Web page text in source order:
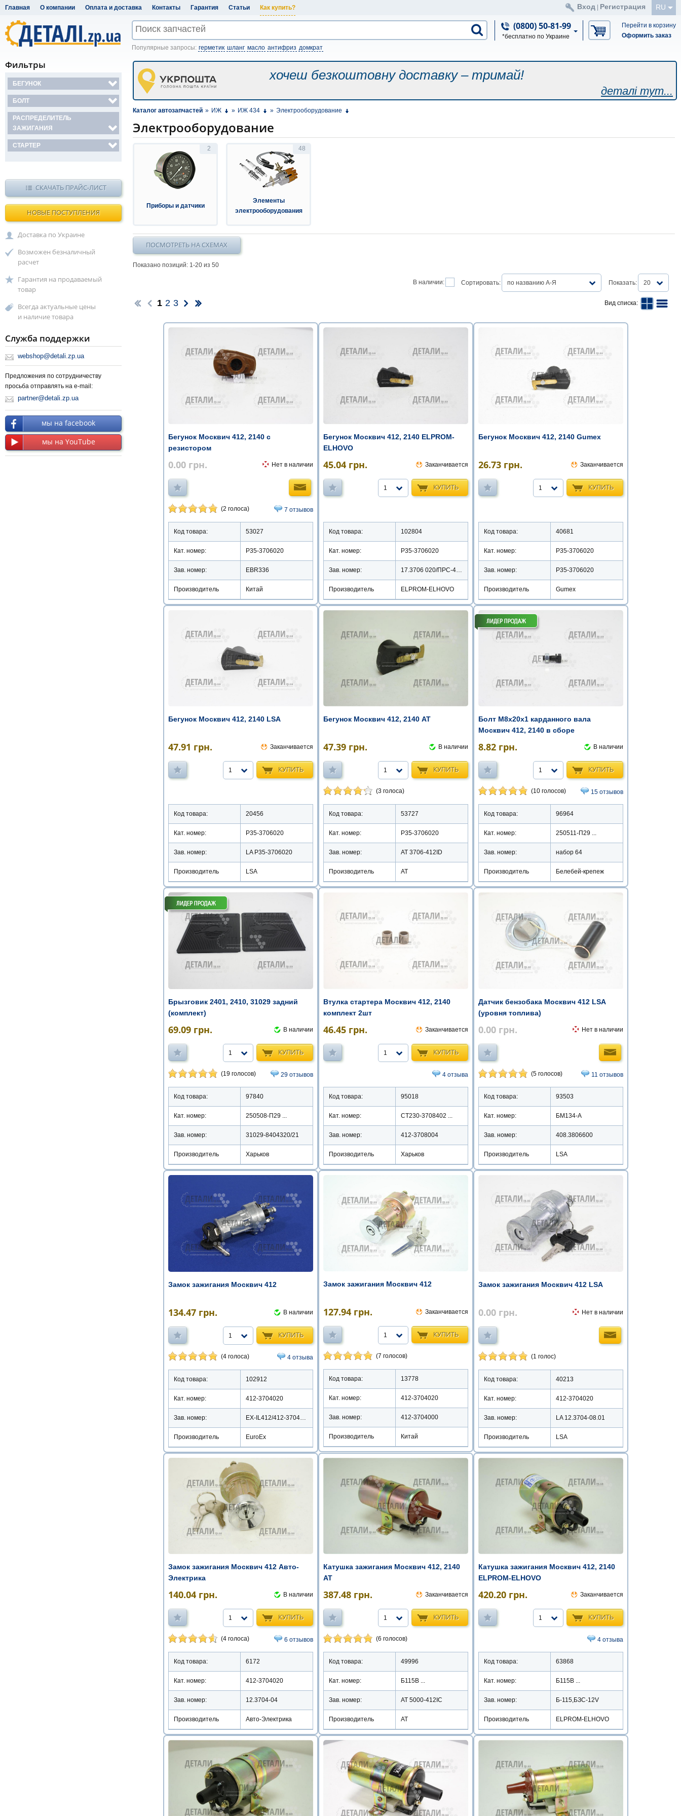
Главная О компании Оплата и доставка Контакты Гарантия Статьи Как купить? RU
Вход Регистрация
(0800) 50-81-99
*бесплатно по Украине
Перейти в корзину
Оформить заказ
Популярные запросы: герметик шланг масло антифриз домкрат
хочеш безкоштовну доставку – тримай!
деталі тут...
Каталог автозапчастей » ИЖ » ИЖ 434 » Электрооборудование
Электрооборудование
2
Приборы и датчики
48
Элементы
электрооборудования
ПОСМОТРЕТЬ НА СХЕМАХ
Показано позиций: 1-20 из 50
В наличии: Сортировать: по названию А-Я Показать: 20
1 2 3 Вид списка:
Бегунок Москвич 412, 2140 с
резистором
0.00 грн. Нет в наличии
(2 голоса) 7 отзывов
Код товара: 53027
Кат. номер: Р35-3706020
Зав. номер: EBR336
Производитель Китай
Бегунок Москвич 412, 2140 ELPROM-
ELHOVO
45.04 грн. Заканчивается
КУПИТЬ
1
Код товара: 102804
Кат. номер: Р35-3706020
Зав. номер:
Производитель ELPROM-ELHOVO
Бегунок Москвич 412, 2140 Gumex
26.73 грн. Заканчивается
КУПИТЬ
1
Код товара: 40681
Кат. номер: Р35-3706020
Зав. номер: P35-3706020
Производитель Gumex
Бегунок Москвич 412, 2140 LSA
47.91 грн. Заканчивается
КУПИТЬ
1
Код товара: 20456
Кат. номер: Р35-3706020
Зав. номер: LA P35-3706020
Производитель LSA
Бегунок Москвич 412, 2140 АТ
47.39 грн. В наличии
КУПИТЬ
1
(3 голоса)
Код товара: 53727
Кат. номер: Р35-3706020
Зав. номер: AT 3706-412ID
Производитель АТ
Болт М8х20х1 карданного вала
Москвич 412, 2140 в сборе
8.82 грн. В наличии
КУПИТЬ
1
(10 голосов) 15 отзывов
Код товара: 96964
Кат. номер: 250511-П29 ...
Зав. номер: набор 64
Производитель Белебей-крепеж
Брызговик 2401, 2410, 31029 задний
(комплект)
69.09 грн. В наличии
КУПИТЬ
1
(19 голосов) 29 отзывов
Код товара: 97840
Кат. номер: 250508-П29 ...
Зав. номер: 31029-8404320/21
Производитель Харьков
Втулка стартера Москвич 412, 2140
комплект 2шт
46.45 грн. Заканчивается
КУПИТЬ
1
4 отзыва
Код товара: 95018
Кат. номер: СТ230-3708402 ...
Зав. номер: 412-3708004
Производитель Харьков
Датчик бензобака Москвич 412 LSA
(уровня топлива)
0.00 грн. Нет в наличии
(5 голосов) 11 отзывов
Код товара: 93503
Кат. номер: БМ134-А
Зав. номер: 408.3806600
Производитель LSA
Замок зажигания Москвич 412
134.47 грн. В наличии
КУПИТЬ
1
(4 голоса) 4 отзыва
Код товара: 102912
Кат. номер: 412-3704020
Зав. номер:
Производитель EuroEx
Замок зажигания Москвич 412
127.94 грн. Заканчивается
КУПИТЬ
1
(7 голосов)
Код товара: 13778
Кат. номер: 412-3704020
Зав. номер: 412-3704000
Производитель Китай
Замок зажигания Москвич 412 LSA
0.00 грн. Нет в наличии
(1 голос)
Код товара: 40213
Кат. номер: 412-3704020
Зав. номер: LA 12.3704-08.01
Производитель LSA
Замок зажигания Москвич 412 Авто-
Электрика
140.04 грн. В наличии
КУПИТЬ
1
(4 голоса) 6 отзывов
Код товара: 6172
Кат. номер: 412-3704020
Зав. номер: 12.3704-04
Производитель Авто-Электрика
Катушка зажигания Москвич 412, 2140
AT
387.48 грн. Заканчивается
КУПИТЬ
1
(6 голосов)
Код товара: 49996
Кат. номер: Б115В ...
Зав. номер: AT 5000-412IC
Производитель АТ
Катушка зажигания Москвич 412, 2140
ELPROM-ELHOVO
420.20 грн. Заканчивается
КУПИТЬ
1
4 отзыва
Код товара: 63868
Кат. номер: Б115В ...
Зав. номер: Б-115,БЗС-12V
Производитель ELPROM-ELHOVO
Фильтры
БЕГУНОК
БОЛТ
РАСПРЕДЕЛИТЕЛЬ
ЗАЖИГАНИЯ
СТАРТЕР
СКАЧАТЬ ПРАЙС-ЛИСТ
НОВЫЕ ПОСТУПЛЕНИЯ
Доставка по Украине
Возможен безналичный
расчет
Гарантия на продаваемый
товар
Всегда актуальные цены
и наличие товара
Служба поддержки
webshop@detali.zp.ua
Предложения по сотрудничеству
просьба отправлять на e-mail:
partner@detali.zp.ua
мы на facebook
мы на YouTube